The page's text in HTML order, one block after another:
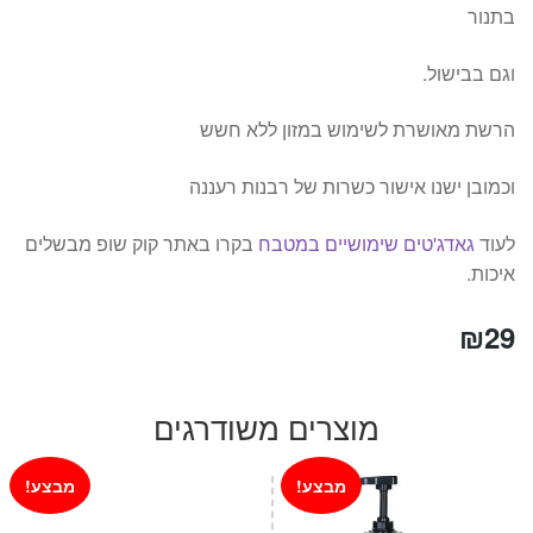
בתנור
וגם בבישול.
הרשת מאושרת לשימוש במזון ללא חשש
וכמובן ישנו אישור כשרות של רבנות רעננה
לעוד גאדג'טים שימושיים במטבח בקרו באתר קוק שופ מבשלים
איכות.
₪29
מוצרים משודרגים
מבצע! מבצע!